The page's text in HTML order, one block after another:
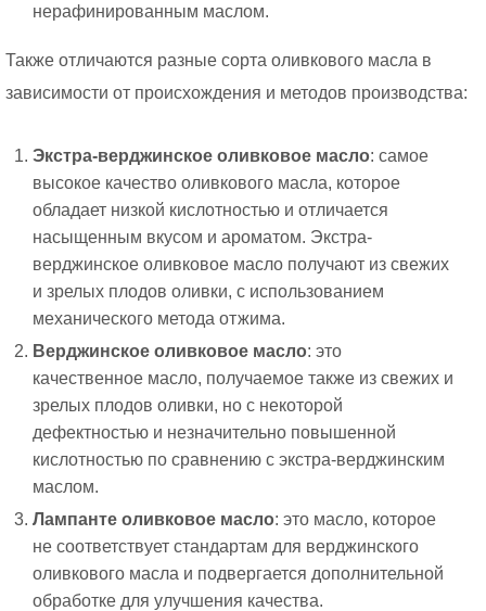
нерафинированным маслом.
Также отличаются разные сорта оливкового масла в
зависимости от происхождения и методов производства:
Экстра-верджинское оливковое масло: самое
высокое качество оливкового масла, которое
обладает низкой кислотностью и отличается
насыщенным вкусом и ароматом. Экстра-
верджинское оливковое масло получают из свежих
и зрелых плодов оливки, с использованием
механического метода отжима.
Верджинское оливковое масло: это
качественное масло, получаемое также из свежих и
зрелых плодов оливки, но с некоторой
дефектностью и незначительно повышенной
кислотностью по сравнению с экстра-верджинским
маслом.
Лампанте оливковое масло: это масло, которое
не соответствует стандартам для верджинского
оливкового масла и подвергается дополнительной
обработке для улучшения качества.